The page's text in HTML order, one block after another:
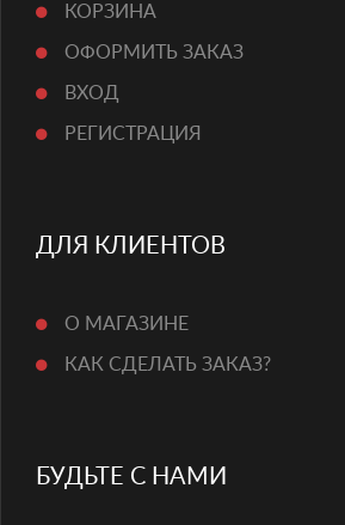
КОРЗИНА
ОФОРМИТЬ ЗАКАЗ
ВХОД
РЕГИСТРАЦИЯ
ДЛЯ КЛИЕНТОВ
О МАГАЗИНЕ
КАК СДЕЛАТЬ ЗАКАЗ?
БУДЬТЕ С НАМИ